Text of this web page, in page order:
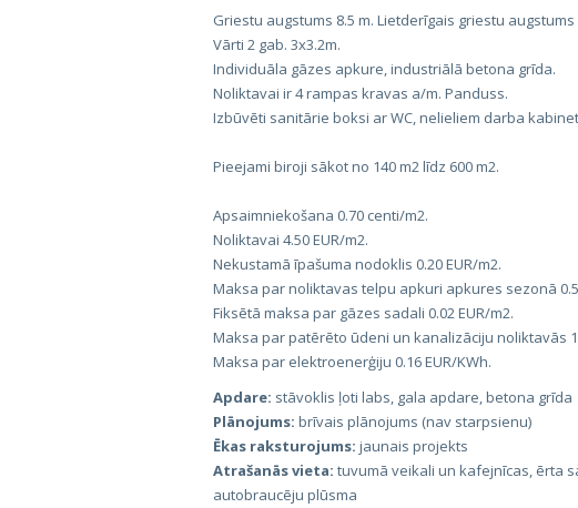
Griestu augstums 8.5 m. Lietderīgais griestu augstums
Vārti 2 gab. 3x3.2m.
Individuāla gāzes apkure, industriālā betona grīda.
Noliktavai ir 4 rampas kravas a/m. Panduss.
Izbūvēti sanitārie boksi ar WC, nelieliem darba
Pieejami biroji sākot no 140 m2 līdz 600 m2.
Apsaimniekošana 0.70 centi/m2.
Noliktavai 4.50 EUR/m2.
Nekustamā īpašuma nodoklis 0.20 EUR/m2.
Maksa par noliktavas telpu apkuri apkures sezonā
Fiksētā maksa par gāzes sadali 0.02 EUR/m2.
Maksa par patērēto ūdeni un kanalizāciju noliktavās
Maksa par elektroenerģiju 0.16 EUR/KWh.
Apdare: stāvoklis ļoti labs, gala apdare, betona grīda
Plānojums: brīvais plānojums (nav starpsienu)
Ēkas raksturojums: jaunais projekts
Atrašanās vieta: tuvumā veikali un kafejnīcas, ērta
autobraucēju plūsma